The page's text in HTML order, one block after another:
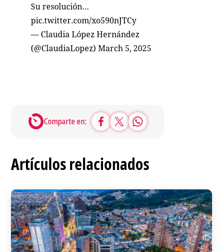
Su resolución…
pic.twitter.com/xo590nJTCy
— Claudia López Hernández
(@ClaudiaLopez)March 5, 2025
Comparte en:
Artículos relacionados